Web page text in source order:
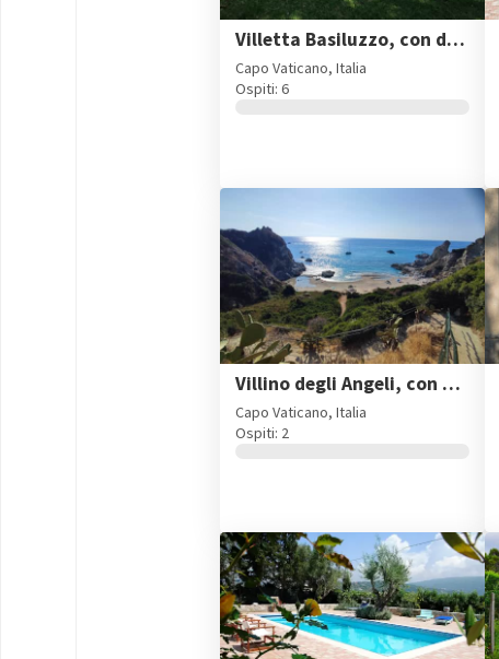
Villetta Basiluzzo, con discesa per il mare a Capo Vaticano
Capo Vaticano, Italia
Ospiti: 6
Villino degli Angeli, con vista mare e accesso alla spiaggia
Capo Vaticano, Italia
Ospiti: 2